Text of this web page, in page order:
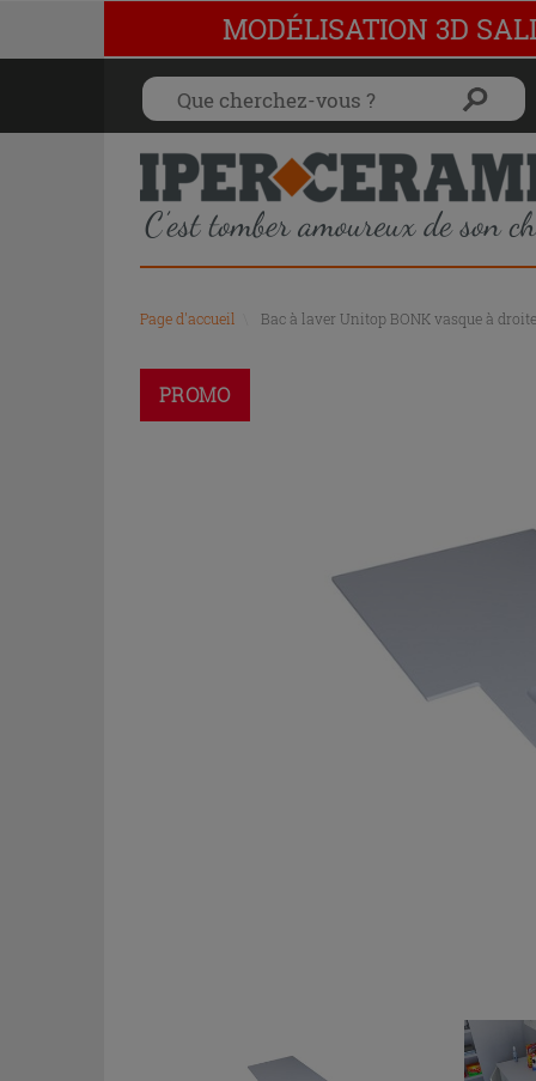
MODÉLISATION 3D
Page d'accueil Bac à laver Unitop BONK vasque à
PROMO